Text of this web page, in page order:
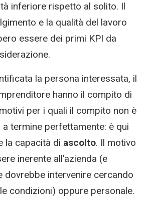
inferiore rispetto al solito. Il
e la qualità del lavoro
essere dei primi KPI da
la persona interessata, il
hanno il compito di
per i quali il compito non è
termine perfettamente: è qui
la capacità di ascolto. Il motivo
inerente all’azienda (e
dovrebbe intervenire cercando
condizioni) oppure personale.